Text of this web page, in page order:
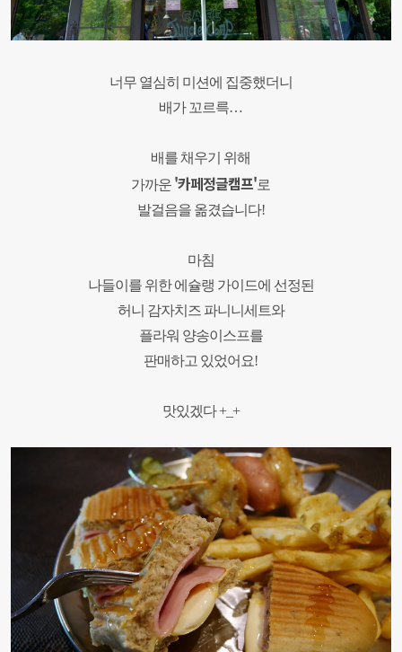
너무 열심히 미션에 집중했더니
배가 꼬르륵…
배를 채우기 위해
가까운 '카페정글캠프'로
발걸음을 옮겼습니다!
마침
나들이를 위한 에슐랭 가이드에 선정된
허니 감자치즈 파니니세트와
플라워 양송이스프를
판매하고 있었어요!
맛있겠다+_+